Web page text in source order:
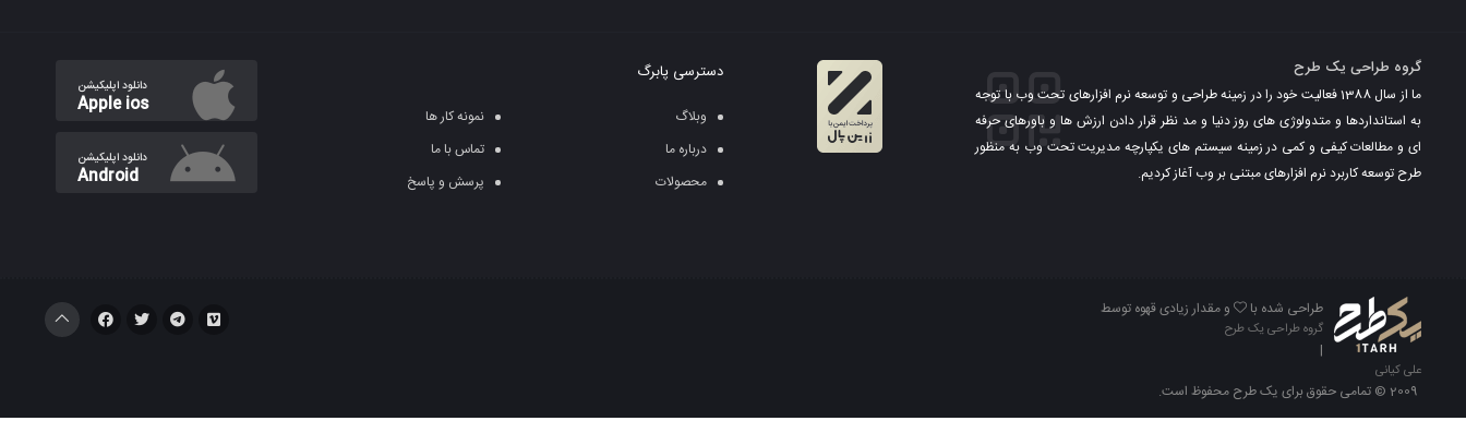
گروه طراحی یک طرح
ما از سال 1388 فعالیت خود را در زمینه طراحی و توسعه نرم افزارهای تحت وب با توجه
به استانداردها و متدولوژی های روز دنیا و مد نظر قرار دادن ارزش ها و باورهای حرفه
ای و مطالعات کیفی و کمی در زمینه سیستم های یکپارچه مدیریت تحت وب به منظور
طرح توسعه کاربرد نرم افزارهای مبتنی بر وب آغاز کردیم.
دسترسی پابرگ
وبلاگ
نمونه کار ها
درباره ما
تماس با ما
محصولات
پرسش و پاسخ
دانلود اپلیکیشن
Apple ios
دانلود اپلیکیشن
Android
طراحی شده با و مقدار زیادی قهوه توسط
گروه طراحی یک طرح
|
علی کیانی